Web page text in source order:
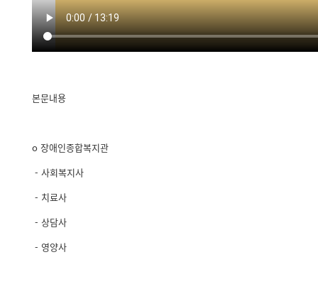
본문내용
o 장애인종합복지관
- 사회복지사
- 치료사
- 상담사
- 영양사